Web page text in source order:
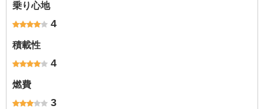
乗り心地
4
積載性
4
燃費
3